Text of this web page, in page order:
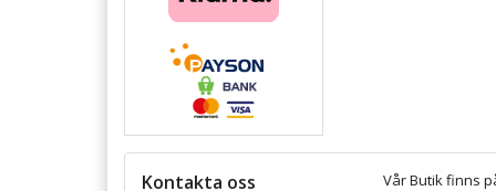
Kontakta oss
Vår Butik finns